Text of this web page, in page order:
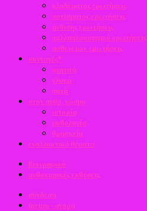
κλαδέματος ερωτήσεις
ποτίσματος ερωτήσεις
άνθισης ερωτήσεις
πολλαπλασιασμού ερωτήσεις
ασθενειών ερωτήσεις
συνταγές*
φαγητά
γλυκά
ποτά
στον ανθρ. κόσμο
ιστορία
μυθολογία
θρησκεία
εναλλακτικά θέματα
βιογραφικό
ανθοκομικές εκθέσεις
σύνδεση
forum - αγορά